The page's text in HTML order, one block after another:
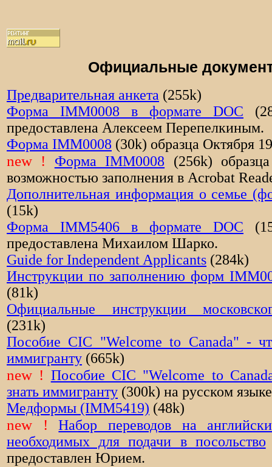
Официальные
Предварительная анкета (255k)
Форма IMM0008 в формате DOC
предоставлена Алексеем Перепелкиным.
Форма IMM0008 (30k) образца Октября
new ! Форма IMM0008 (256k)
возможностью заполнения в Acrobat
Дополнительная информация о семье
(15k)
Форма IMM5406 в формате DOC
предоставлена Михаилом Шарко.
Guide for Independent Applicants (284k)
Инструкции по заполнению форм
(81k)
Официальные инструкции
(231k)
Пособие CIC "Welcome to Canada" -
иммигранту (665k)
new ! Пособие CIC "Welcome to
знать иммигранту (300k) на русском языке
Медформы (IMM5419) (48k)
new !Набор переводов на
необходимых для подачи в посольство
предоставлен Юрием.